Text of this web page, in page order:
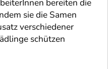
bereiten die
sie die Samen
verschiedener
schützen